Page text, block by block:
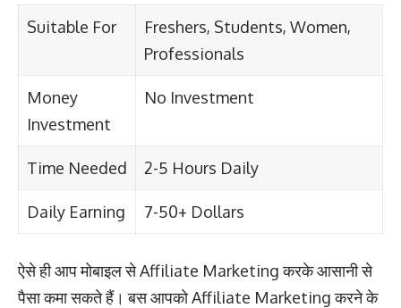
Suitable For
Freshers, Students, Women,
Professionals
Money
Investment
No Investment
Time Needed 2-5 Hours Daily
Daily Earning 7-50+ Dollars
ऐसे ही आप मोबाइल से Affiliate Marketing करके आसानी से
पैसा कमा सकते हैं। बस आपको Affiliate Marketing करने के